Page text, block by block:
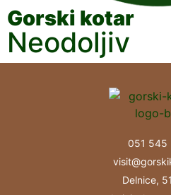
Gorski kotar
Neodoljiv
051 545
Delnice,